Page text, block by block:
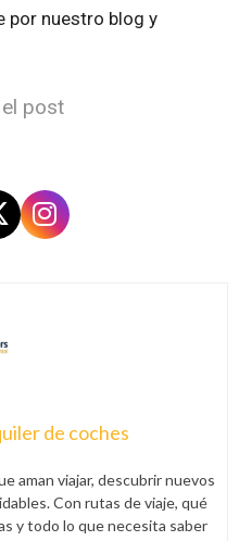
por nuestro blog y
post
de coches
aman viajar, descubrir nuevos
Con rutas de viaje, qué
y todo lo que necesita saber